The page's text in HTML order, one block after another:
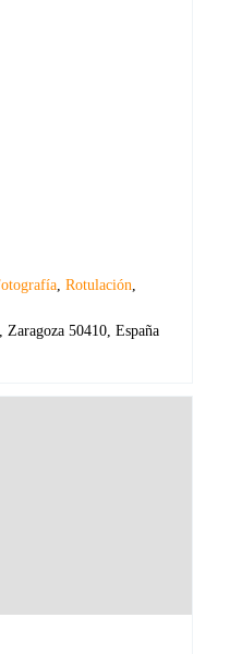
, Rotulación,
50410, España